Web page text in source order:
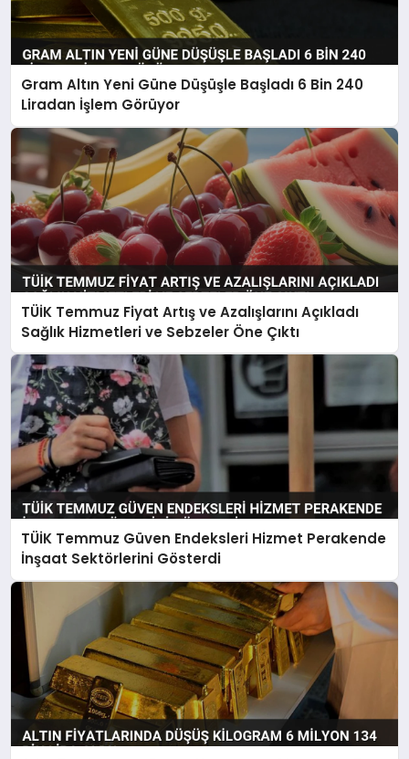
Gram Altın Yeni Güne Düşüşle Başladı 6 Bin 240
Liradan İşlem Görüyor
TÜİK Temmuz Fiyat Artış ve Azalışlarını Açıkladı
Sağlık Hizmetleri ve Sebzeler Öne Çıktı
TÜİK Temmuz Güven Endeksleri Hizmet Perakende
İnşaat Sektörlerini Gösterdi